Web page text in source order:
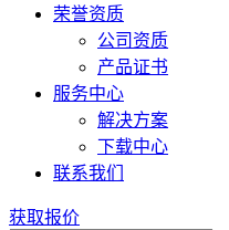
荣誉资质
公司资质
产品证书
服务中心
解决方案
下载中心
联系我们
获取报价